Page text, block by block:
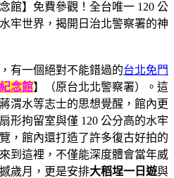
有一個絕對不能錯過的台北免門
念館】（原台北北警察署）。這
渭水等志士的思想覺醒，館內更
形拘留室與僅 120 公分高的水牢
，館內還打造了許多復古好拍的
到這裡，不僅能深度體會當年威
歲月，更是安排大稻埕一日遊與